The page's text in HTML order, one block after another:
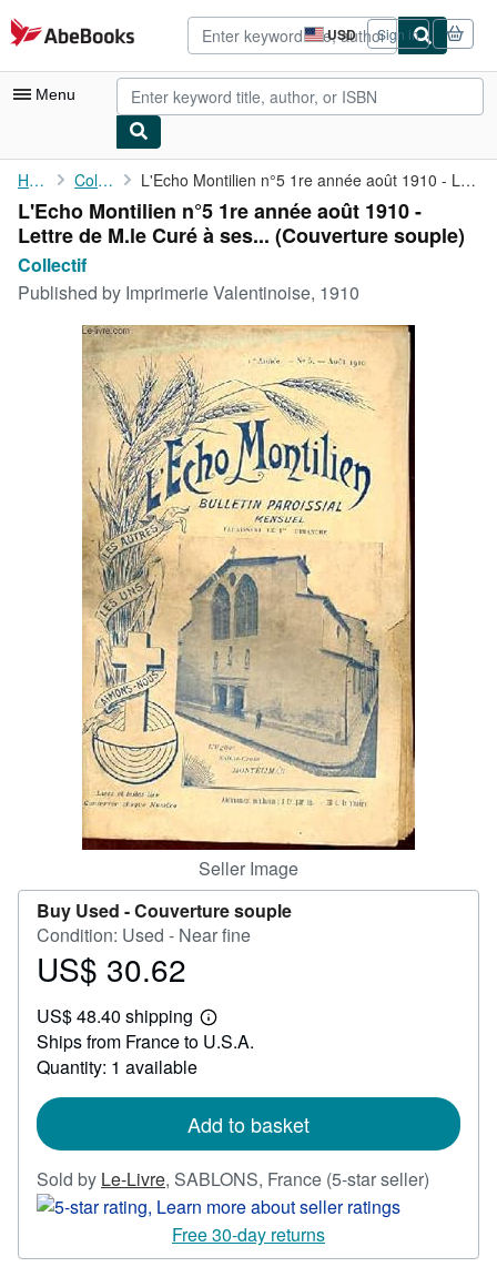
Skip to main content
AbeBooks.com USD
Site
shopping
preferences
Sign in
Menu
My Account
My Purchases
Advanced Search
Browse Collections
Rare Books
Art & Collectibles
Textbooks
Start Selling
CLOSE
Home Collectif L'Echo Montilien n°5 1re année août 1910 - Lettre de M.le Curé à...
L'Echo Montilien n°5 1re année août 1910 -
Lettre de M.le Curé à ses... (Couverture souple)
Collectif
Published by Imprimerie Valentinoise, 1910
Seller Image
Buy Used -Couverture souple
Condition: Used - Near fine
Price
30.62
US$ 30.62
US$ 48.40 shipping
Learn
more
Ships from France to U.S.A.
Quantity: 1 available
Add to basket
Sold by Le-Livre, SABLONS, France (5-star seller)
out
Free 30-day returns